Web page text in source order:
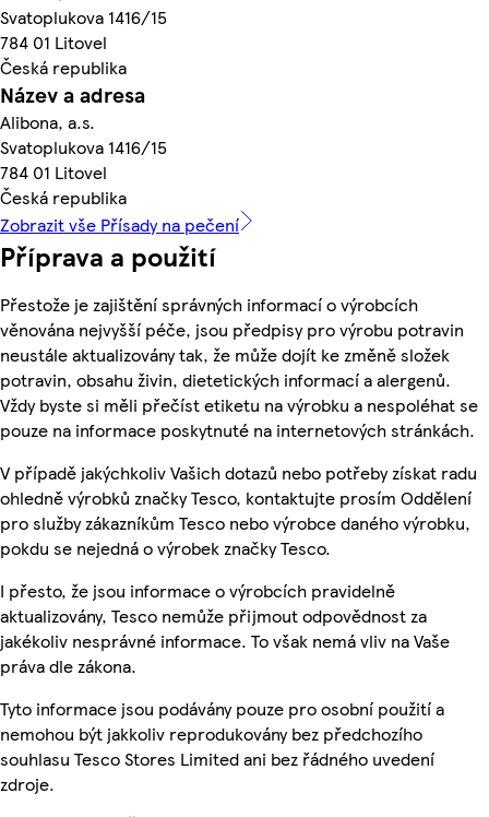
Svatoplukova 1416/15
784 01 Litovel
Česká republika
Název a adresa
Alibona, a.s.
Svatoplukova 1416/15
784 01 Litovel
Česká republika
Zobrazit vše Přísady na pečení
Příprava a použití
Přestože je zajištění správných informací o výrobcích
věnována nejvyšší péče, jsou předpisy pro výrobu potravin
neustále aktualizovány tak, že může dojít ke změně složek
potravin, obsahu živin, dietetických informací a alergenů.
Vždy byste si měli přečíst etiketu na výrobku a nespoléhat se
pouze na informace poskytnuté na internetových stránkách.
V případě jakýchkoliv Vašich dotazů nebo potřeby získat radu
ohledně výrobků značky Tesco, kontaktujte prosím Oddělení
pro služby zákazníkům Tesco nebo výrobce daného výrobku,
pokdu se nejedná o výrobek značky Tesco.
I přesto, že jsou informace o výrobcích pravidelně
aktualizovány, Tesco nemůže přijmout odpovědnost za
jakékoliv nesprávné informace. To však nemá vliv na Vaše
práva dle zákona.
Tyto informace jsou podávány pouze pro osobní použití a
nemohou být jakkoliv reprodukovány bez předchozího
souhlasu Tesco Stores Limited ani bez řádného uvedení
zdroje.